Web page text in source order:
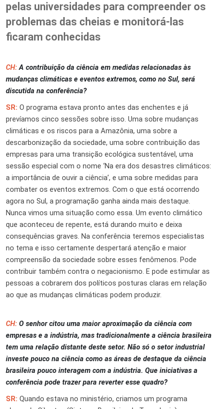
pelas universidades para compreender os
problemas das cheias e monitorá-las
ficaram conhecidas
CH:A contribuição da ciência em medidas relacionadas às
mudanças climáticas e eventos extremos, como no Sul, será
discutida na conferência?
SR: O programa estava pronto antes das enchentes e já
prevíamos cinco sessões sobre isso. Uma sobre mudanças
climáticas e os riscos para a Amazônia, uma sobre a
descarbonização da sociedade, uma sobre contribuição das
empresas para uma transição ecológica sustentável, uma
sessão especial com o nome ‘Na era dos desastres climáticos:
a importância de ouvir a ciência’, e uma sobre medidas para
combater os eventos extremos. Com o que está ocorrendo
agora no Sul, a programação ganha ainda mais destaque.
Nunca vimos uma situação como essa. Um evento climático
que aconteceu de repente, está durando muito e deixa
consequências graves. Na conferência teremos especialistas
no tema e isso certamente despertará atenção e maior
compreensão da sociedade sobre esses fenômenos. Pode
contribuir também contra o negacionismo. E pode estimular as
pessoas a cobrarem dos políticos posturas claras em relação
ao que as mudanças climáticas podem produzir.
CH: O senhor citou uma maior aproximação da ciência com
empresas e a indústria, mas tradicionalmente a ciência brasileira
tem uma relação distante deste setor. Não só o setor industrial
investe pouco na ciência como as áreas de destaque da ciência
brasileira pouco interagem com a indústria. Que iniciativas a
conferência pode trazer para reverter esse quadro?
SR: Quando estava no ministério, criamos um programa